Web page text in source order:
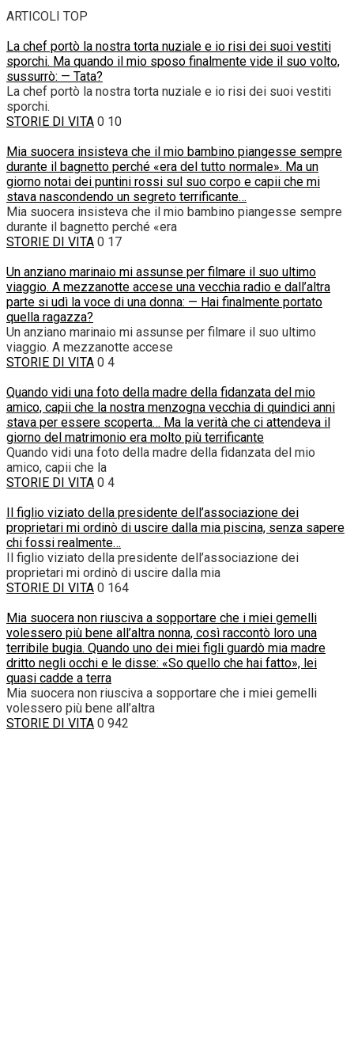
ARTICOLI TOP
La chef portò la nostra torta nuziale e io risi dei suoi vestiti
sporchi. Ma quando il mio sposo finalmente vide il suo volto,
sussurrò: — Tata?
La chef portò la nostra torta nuziale e io risi dei suoi vestiti
sporchi.
STORIE DI VITA 0 10
Mia suocera insisteva che il mio bambino piangesse sempre
durante il bagnetto perché «era del tutto normale». Ma un
giorno notai dei puntini rossi sul suo corpo e capii che mi
stava nascondendo un segreto terrificante…
Mia suocera insisteva che il mio bambino piangesse sempre
durante il bagnetto perché «era
STORIE DI VITA 0 17
Un anziano marinaio mi assunse per filmare il suo ultimo
viaggio. A mezzanotte accese una vecchia radio e dall’altra
parte si udì la voce di una donna: — Hai finalmente portato
quella ragazza?
Un anziano marinaio mi assunse per filmare il suo ultimo
viaggio. A mezzanotte accese
STORIE DI VITA 0 4
Quando vidi una foto della madre della fidanzata del mio
amico, capii che la nostra menzogna vecchia di quindici anni
stava per essere scoperta… Ma la verità che ci attendeva il
giorno del matrimonio era molto più terrificante
Quando vidi una foto della madre della fidanzata del mio
amico, capii che la
STORIE DI VITA 0 4
Il figlio viziato della presidente dell’associazione dei
proprietari mi ordinò di uscire dalla mia piscina, senza sapere
chi fossi realmente…
Il figlio viziato della presidente dell’associazione dei
proprietari mi ordinò di uscire dalla mia
STORIE DI VITA 0 164
Mia suocera non riusciva a sopportare che i miei gemelli
volessero più bene all’altra nonna, così raccontò loro una
terribile bugia. Quando uno dei miei figli guardò mia madre
dritto negli occhi e le disse: «So quello che hai fatto», lei
quasi cadde a terra
Mia suocera non riusciva a sopportare che i miei gemelli
volessero più bene all’altra
STORIE DI VITA 0 942